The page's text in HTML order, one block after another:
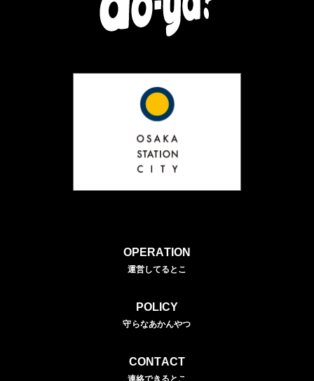
OPERATION
運営してるとこ
POLICY
守らなあかんやつ
CONTACT
連絡できるとこ